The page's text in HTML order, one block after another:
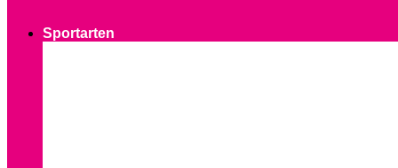
Sportarten